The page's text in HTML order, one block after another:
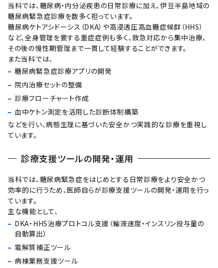
当科では、糖尿病・内分泌疾患の日常診療に加え、伊豆半島地域の
糖尿病緊急症診療を数多く担っています。
糖尿病ケトアシドーシス（DKA）や高浸透圧高血糖症候群（HHS）
など、全身管理を要する重症症例も多く、救急対応から集中治療、
その後の慢性期管理まで一貫して経験することができます。
また当科では、
糖尿病緊急症診療アプリの開発
院内治療セットの整備
診療フローチャート作成
血中ケトン測定を活用した診断体制構築
などを行い、病態生理に基づいた安全かつ実践的な診療を重視し
ています。
診療支援ツールの開発・運用
当科では、糖尿病緊急症をはじめとする日常診療をより安全かつ
効率的に行うため、医師自らが診療支援ツールの開発・運用を行っ
ています。
主な機能として、
DKA・HHS治療プロトコル支援（輸液速度・インスリン投与量の
自動算出）
電解質補正ツール
病棟業務支援ツール